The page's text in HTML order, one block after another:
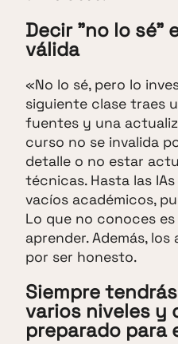
Decir "no lo sé"
válida
«No lo sé, pero lo
siguiente clase traes
fuentes y una
curso no se invalida
detalle o no estar
técnicas. Hasta las
vacíos académicos,
Lo que no conoces
aprender. Además,
por ser honesto.
Siempre
varios niveles y
preparado para